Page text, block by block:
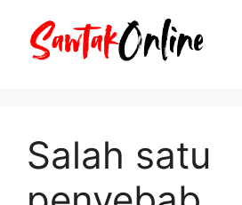
Salah satu